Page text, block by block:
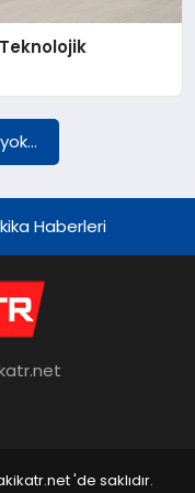
Haberleri
'de saklıdır.